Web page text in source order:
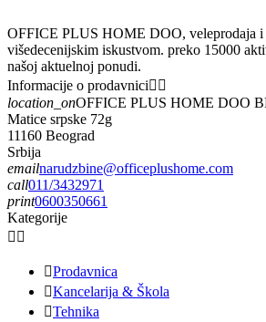
OFFICE PLUS HOME DOO, veleprodaja i
višedecenijskim iskustvom. preko 15000
našoj aktuelnoj ponudi.
Informacije o prodavnici 
location_onOFFICE PLUS HOME DOO
Matice srpske 72g
11160 Beograd
Srbija
emailnarudzbine@officeplushome.com
call011/3432971
print0600350661
Kategorije
 
Prodavnica
Kancelarija & Škola
Tehnika